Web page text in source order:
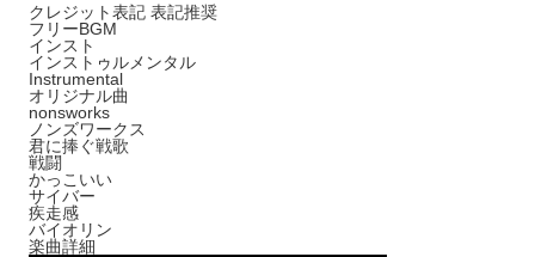
クレジット表記 表記推奨
フリーBGM
インスト
インストゥルメンタル
Instrumental
オリジナル曲
nonsworks
ノンズワークス
君に捧ぐ戦歌
戦闘
かっこいい
サイバー
疾走感
バイオリン
楽曲詳細